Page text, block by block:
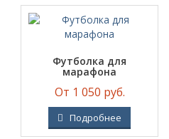
Футболка для
марафона
От 1 050 руб.
Подробнее